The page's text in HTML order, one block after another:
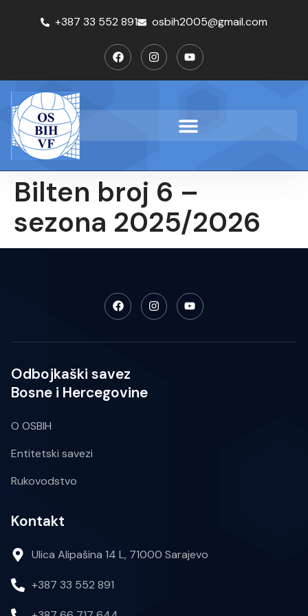
+387 33 552 891 osbih2005@gmail.com
Bilten broj 6 –
sezona 2025/2026
Odbojkaški savez
Bosne i Hercegovine
O OSBIH
Entitetski savezi
Rukovodstvo
Kontakt
Ulica Alipašina 14 L, 71000 Sarajevo
+387 33 552 891